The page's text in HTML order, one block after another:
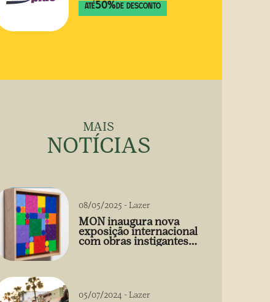
ATÉ50%DE DESCONTO
MAIS
NOTÍCIAS
08/05/2025 -Lazer
MON inaugura nova
exposição internacional
com obras instigantes
de Gabriel de la Mora
05/07/2024 -Lazer